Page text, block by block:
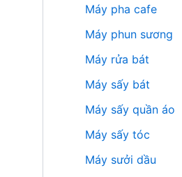
Máy pha cafe
Máy phun sương
Máy rửa bát
Máy sấy bát
Máy sấy quần áo
Máy sấy tóc
Máy sưởi dầu